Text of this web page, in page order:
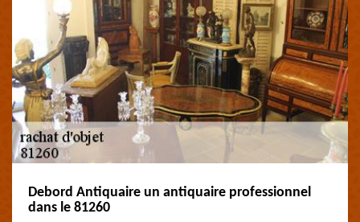
Debord Antiquaire un antiquaire professionnel
dans le 81260